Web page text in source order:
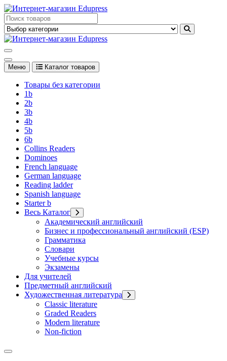
Перейти
к
содержимому
Edupress Uzbekistan, Edupress Узбекистан, книги, учебники на
английском языке
английском языке
Меню Каталог товаров
Товары без категории
1b
2b
3b
4b
5b
6b
Collins Readers
Dominoes
French language
German language
Reading ladder
Spanish language
Starter b
Весь Каталог
Академический английский
Бизнес и профессиональный английский (ESP)
Грамматика
Словари
Учебные курсы
Экзамены
Для учителей
Предметный английский
Художественная литература
Classic literature
Graded Readers
Modern literature
Non-fiction